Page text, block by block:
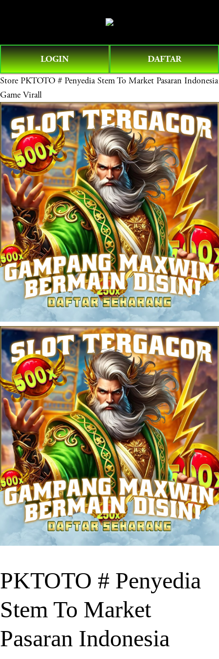
e
n
M
e
n
u
LOGIN DAFTAR
Store PKTOTO # Penyedia Stem To Market Pasaran Indonesia
Game Virall
PKTOTO # Penyedia
Stem To Market
Pasaran Indonesia